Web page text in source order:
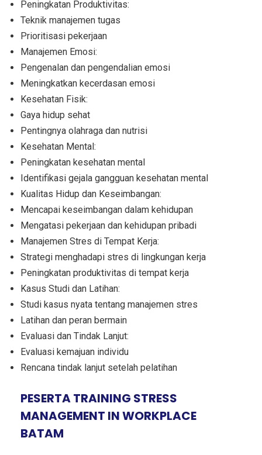
Peningkatan Produktivitas:
Teknik manajemen tugas
Prioritisasi pekerjaan
Manajemen Emosi:
Pengenalan dan pengendalian emosi
Meningkatkan kecerdasan emosi
Kesehatan Fisik:
Gaya hidup sehat
Pentingnya olahraga dan nutrisi
Kesehatan Mental:
Peningkatan kesehatan mental
Identifikasi gejala gangguan kesehatan mental
Kualitas Hidup dan Keseimbangan:
Mencapai keseimbangan dalam kehidupan
Mengatasi pekerjaan dan kehidupan pribadi
Manajemen Stres di Tempat Kerja:
Strategi menghadapi stres di lingkungan kerja
Peningkatan produktivitas di tempat kerja
Kasus Studi dan Latihan:
Studi kasus nyata tentang manajemen stres
Latihan dan peran bermain
Evaluasi dan Tindak Lanjut:
Evaluasi kemajuan individu
Rencana tindak lanjut setelah pelatihan
PESERTA TRAINING STRESS
MANAGEMENT IN WORKPLACE
BATAM